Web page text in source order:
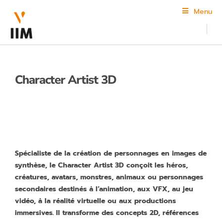
Menu
Character Artist 3D
Spécialiste de la création de personnages en images de
synthèse, le Character Artist 3D conçoit les héros,
créatures, avatars, monstres, animaux ou personnages
secondaires destinés à l’animation, aux VFX, au jeu
vidéo, à la réalité virtuelle ou aux productions
immersives. Il transforme des concepts 2D, références